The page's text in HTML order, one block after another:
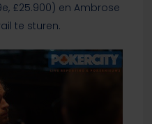
£25.900) en Ambrose
te sturen.